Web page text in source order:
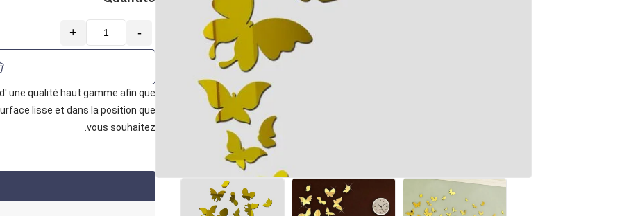
-
+
d' une qualité haut gamme afin que
lisse et dans la position que
vous souhaitez.